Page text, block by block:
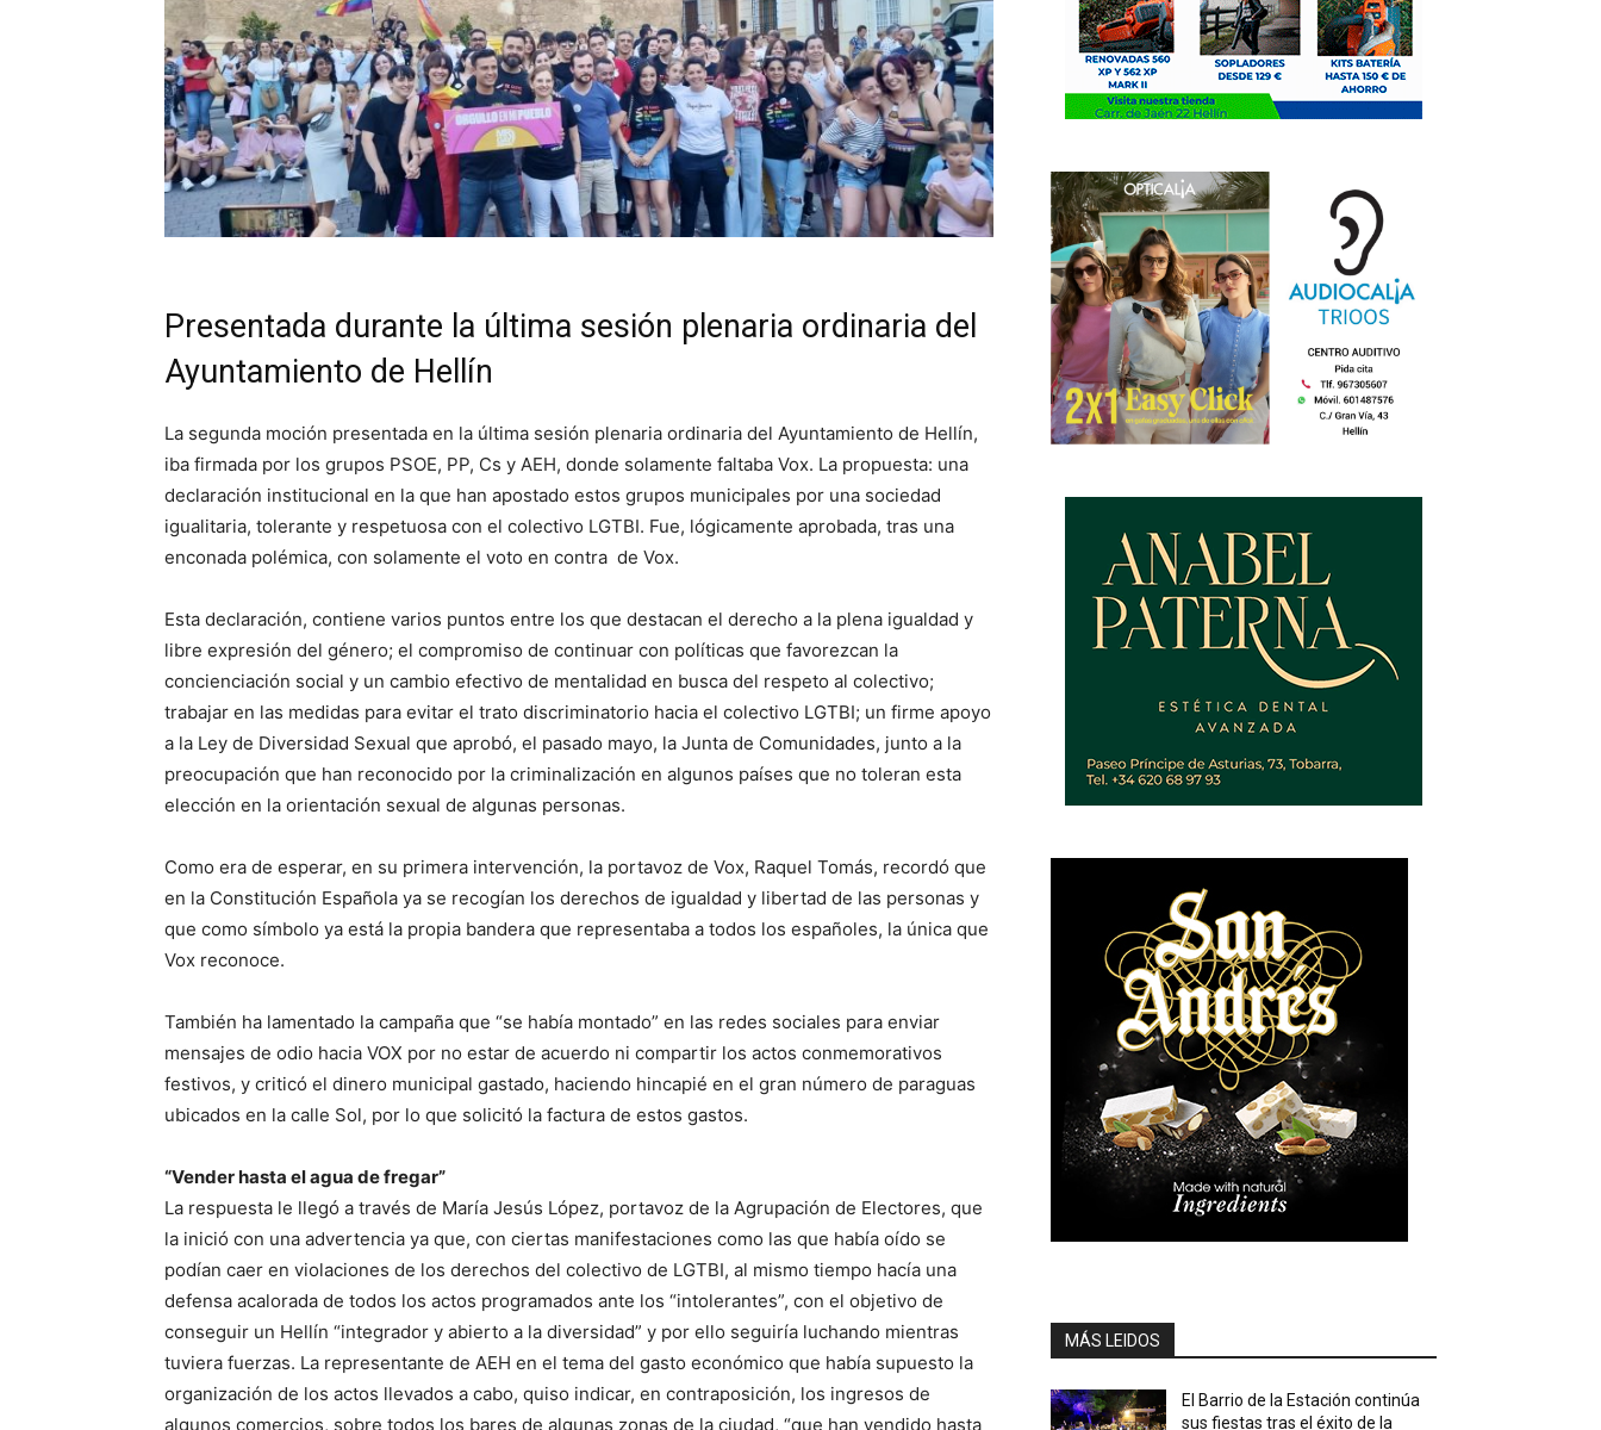
Presentada durante la última sesión plenaria ordinaria del
Ayuntamiento de Hellín
La segunda moción presentada en la última sesión plenaria ordinaria del Ayuntamiento de Hellín,
iba firmada por los grupos PSOE, PP, Cs y AEH, donde solamente faltaba Vox. La propuesta: una
declaración institucional en la que han apostado estos grupos municipales por una sociedad
igualitaria, tolerante y respetuosa con el colectivo LGTBI. Fue, lógicamente aprobada, tras una
enconada polémica, con solamente el voto en contra de Vox.
Esta declaración, contiene varios puntos entre los que destacan el derecho a la plena igualdad y
libre expresión del género; el compromiso de continuar con políticas que favorezcan la
concienciación social y un cambio efectivo de mentalidad en busca del respeto al colectivo;
trabajar en las medidas para evitar el trato discriminatorio hacia el colectivo LGTBI; un firme apoyo
a la Ley de Diversidad Sexual que aprobó, el pasado mayo, la Junta de Comunidades, junto a la
preocupación que han reconocido por la criminalización en algunos países que no toleran esta
elección en la orientación sexual de algunas personas.
Como era de esperar, en su primera intervención, la portavoz de Vox, Raquel Tomás, recordó que
en la Constitución Española ya se recogían los derechos de igualdad y libertad de las personas y
que como símbolo ya está la propia bandera que representaba a todos los españoles, la única que
Vox reconoce.
También ha lamentado la campaña que “se había montado” en las redes sociales para enviar
mensajes de odio hacia VOX por no estar de acuerdo ni compartir los actos conmemorativos
festivos, y criticó el dinero municipal gastado, haciendo hincapié en el gran número de paraguas
ubicados en la calle Sol, por lo que solicitó la factura de estos gastos.
“Vender hasta el agua de fregar”
La respuesta le llegó a través de María Jesús López, portavoz de la Agrupación de Electores, que
la inició con una advertencia ya que, con ciertas manifestaciones como las que había oído se
podían caer en violaciones de los derechos del colectivo de LGTBI, al mismo tiempo hacía una
defensa acalorada de todos los actos programados ante los “intolerantes”, con el objetivo de
conseguir un Hellín “integrador y abierto a la diversidad” y por ello seguiría luchando mientras
tuviera fuerzas. La representante de AEH en el tema del gasto económico que había supuesto la
organización de los actos llevados a cabo, quiso indicar, en contraposición, los ingresos de
algunos comercios, sobre todos los bares de algunas zonas de la ciudad, “que han vendido hasta
MÁS LEIDOS
El Barrio de la Estación continúa
sus fiestas tras el éxito de la